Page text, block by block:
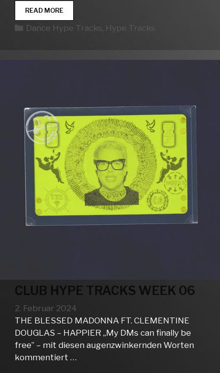
READ MOREDANCE
HYPE
TRACKS
Kategorien
Dance Hype Tracks, Hype Tracks
CLUB HYPE TRACKS WEEK 06
2. Februar 2024
THE BLESSED MADONNA FT. CLEMENTINE
DOUGLAS – HAPPIER „My DMs can finally be
free” – mit diesen augenzwinkernden Worten
kommentiert …